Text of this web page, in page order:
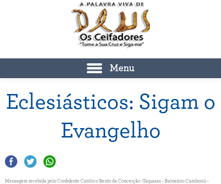
Menu
Eclesiásticos: Sigam o
Evangelho
Mensagem recebida pelo Confidente Católico Bento da Conceição –Taquaras – Balneário Camboriú –